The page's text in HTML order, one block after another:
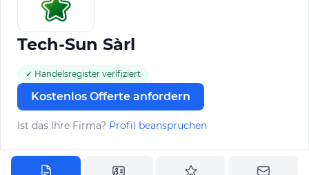
Tech-Sun Sàrl
✓ Handelsregister verifiziert
Kostenlos Offerte anfordern
Ist das Ihre Firma? Profil beanspruchen